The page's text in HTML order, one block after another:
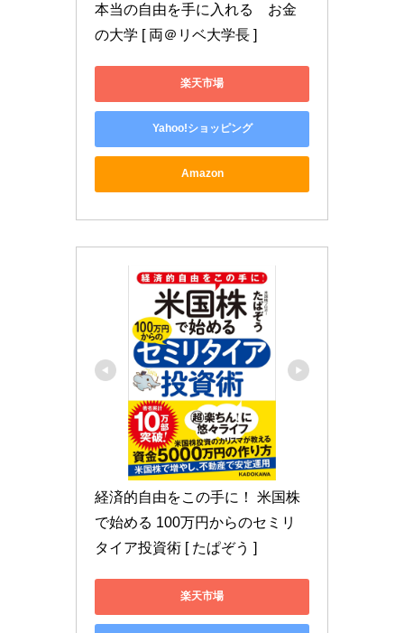
本当の自由を手に入れる　お金
の大学 [ 両＠リベ大学長 ]
楽天市場
Yahoo!ショッピング
Amazon
経済的自由をこの手に！ 米国株
で始める 100万円からのセミリ
タイア投資術 [ たぱぞう ]
楽天市場